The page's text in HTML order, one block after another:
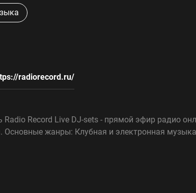
radiorecord.ru/
Record Live DJ-sets - прямой эфир радио
Основные жанры: Клубная и электронная